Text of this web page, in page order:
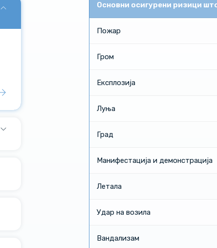
Основни осигурени ризици
Пожар
Гром
Експлозија
Луња
Град
Манифестација и демонстрација
Летала
Удар на возила
Вандализам